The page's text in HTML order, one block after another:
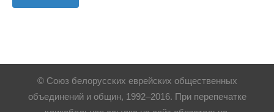
© Союз белорусских еврейских общественных
объединений и общин, 1992–2016. При перепечатке